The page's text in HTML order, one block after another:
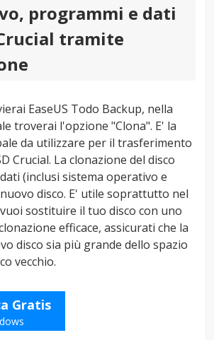
programmi e dati
tramite
EaseUS Todo Backup, nella
troverai l'opzione "Clona". E' la
da utilizzare per il trasferimento
Crucial. La clonazione del disco
(inclusi sistema operativo e
disco. E' utile soprattutto nel
sostituire il tuo disco con uno
efficace, assicurati che la
disco sia più grande dello spazio
vecchio.
Gratis